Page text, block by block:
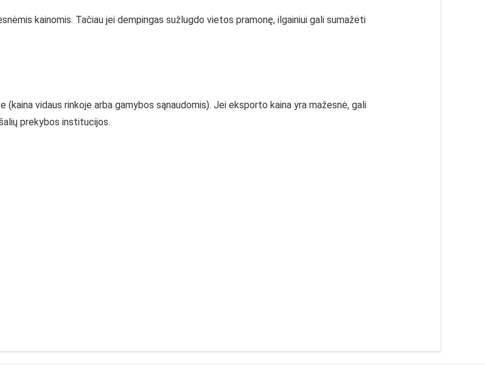
kainomis. Tačiau jei dempingas sužlugdo vietos pramonę, ilgainiui gali sumažėti
vidaus rinkoje arba gamybos sąnaudomis). Jei eksporto kaina yra mažesnė, gali
prekybos institucijos.